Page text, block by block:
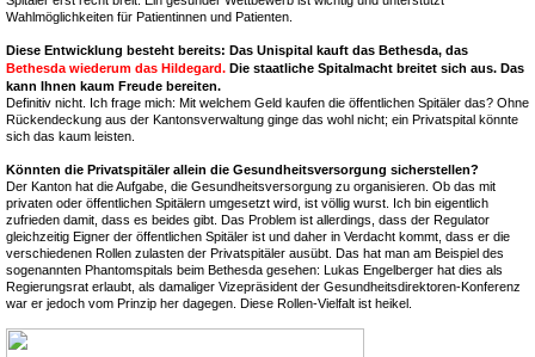
Wahlmöglichkeiten für Patientinnen und Patienten.
Diese Entwicklung besteht bereits: Das Unispital kauft das Bethesda, das
Bethesda wiederum das Hildegard. Die staatliche Spitalmacht breitet sich aus. Das
kann Ihnen kaum Freude bereiten.
Definitiv nicht. Ich frage mich: Mit welchem Geld kaufen die öffentlichen Spitäler das? Ohne
Rückendeckung aus der Kantonsverwaltung ginge das wohl nicht; ein Privatspital könnte
sich das kaum leisten.
Könnten die Privatspitäler allein die Gesundheitsversorgung sicherstellen?
Der Kanton hat die Aufgabe, die Gesundheitsversorgung zu organisieren. Ob das mit
privaten oder öffentlichen Spitälern umgesetzt wird, ist völlig wurst. Ich bin eigentlich
zufrieden damit, dass es beides gibt. Das Problem ist allerdings, dass der Regulator
gleichzeitig Eigner der öffentlichen Spitäler ist und daher in Verdacht kommt, dass er die
verschiedenen Rollen zulasten der Privatspitäler ausübt. Das hat man am Beispiel des
sogenannten Phantomspitals beim Bethesda gesehen: Lukas Engelberger hat dies als
Regierungsrat erlaubt, als damaliger Vizepräsident der Gesundheitsdirektoren-Konferenz
war er jedoch vom Prinzip her dagegen. Diese Rollen-Vielfalt ist heikel.